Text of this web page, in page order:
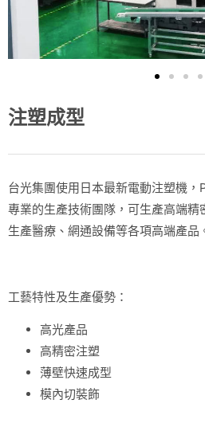
注塑成型
台光集團使用日本最新電動注塑機
專業的生產技術團隊，可生產高端
生產醫療、網通設備等各項高端產品
工藝特性及生產優勢：
高光產品
高精密注塑
薄壁快速成型
模內切裝飾